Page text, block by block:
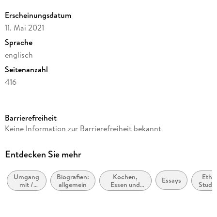
Erscheinungsdatum
11. Mai 2021
Sprache
englisch
Seitenanzahl
416
Autor/Autorin
Verlag/Hersteller
Produktart
kartoniert
Barrierefreiheit
Keine Information zur Barrierefreiheit bekannt
Entdecken Sie mehr
Umgang
mit /
Ratgeber
Biografien:
allgemein
Kochen,
Essen und
Trinken,
Essays